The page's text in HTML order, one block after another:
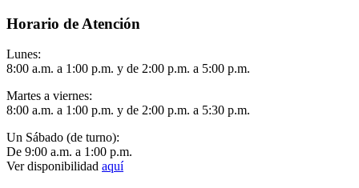
Horario de Atención
Lunes:
8:00 a.m. a 1:00 p.m. y de 2:00 p.m. a 5:00 p.m.
Martes a viernes:
8:00 a.m. a 1:00 p.m. y de 2:00 p.m. a 5:30 p.m.
Un Sábado (de turno):
De 9:00 a.m. a 1:00 p.m.
Ver disponibilidad aquí